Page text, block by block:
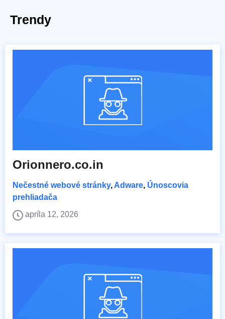
Trendy
Orionnero.co.in
Nečestné webové stránky, Adware, Únoscovia
prehliadača
apríla 12, 2026